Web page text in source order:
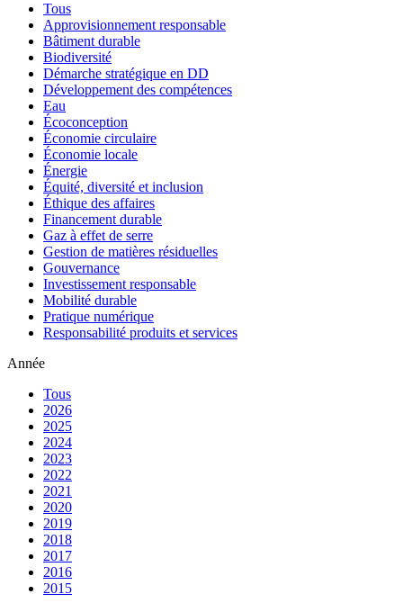
Tous
Approvisionnement responsable
Bâtiment durable
Biodiversité
Démarche stratégique en DD
Développement des compétences
Eau
Écoconception
Économie circulaire
Économie locale
Énergie
Équité, diversité et inclusion
Éthique des affaires
Financement durable
Gaz à effet de serre
Gestion de matières résiduelles
Gouvernance
Investissement responsable
Mobilité durable
Pratique numérique
Responsabilité produits et services
Année
Tous
2026
2025
2024
2023
2022
2021
2020
2019
2018
2017
2016
2015